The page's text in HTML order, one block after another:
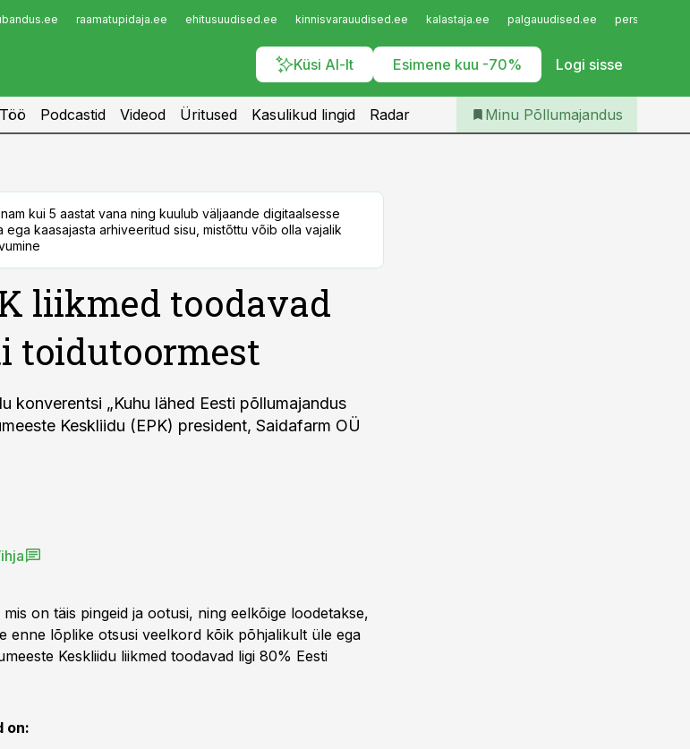
raamatupidaja.ee ehitusuudised.ee kinnisvarauudised.ee kalastaja.ee palgauudised.ee
Küsi AI-lt Esimene kuu -70% Logi sisse
Iseteenindus
Telli Põllumajandus
Töö Podcastid Videod Üritused Kasulikud lingid Radar Minu Põllumajandus
kui 5 aastat vana ning kuulub väljaande digitaalsesse
ega kaasajasta arhiveeritud sisu, mistõttu võib olla vajalik
liikmed toodavad
toidutoormest
konverentsi „Kuhu lähed Eesti põllumajandus
Keskliidu (EPK) president, Saidafarm OÜ
on täis pingeid ja ootusi, ning eelkõige loodetakse,
enne lõplike otsusi veelkord kõik põhjalikult üle ega
Keskliidu liikmed toodavad ligi 80% Eesti
on: